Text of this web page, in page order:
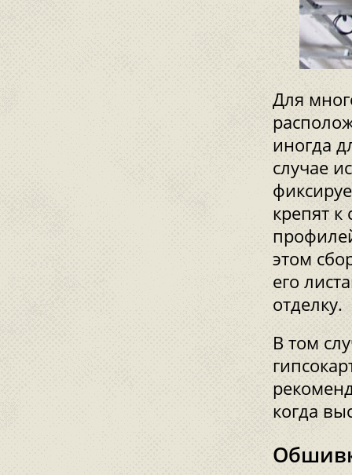
Для
иногда
случае
крепят к
этом
его
отделку.
В том
когда